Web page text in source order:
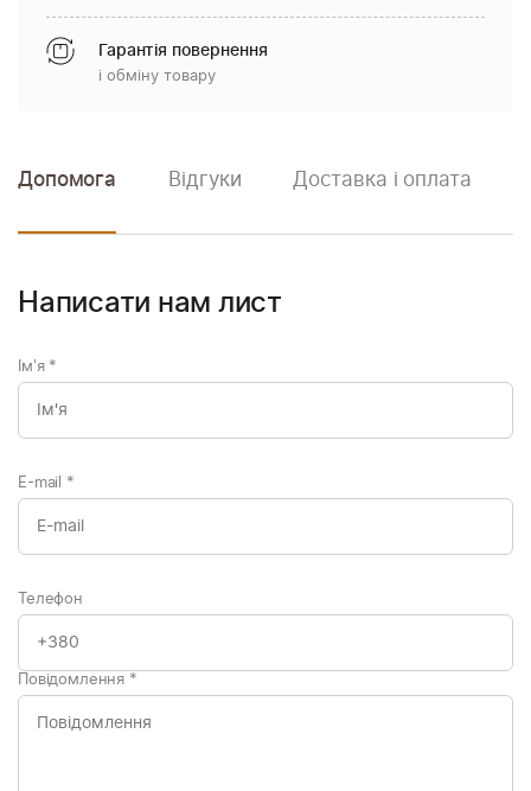
Гарантія повернення
і обміну товару
Допомога Відгуки Доставка і оплата
Написати нам лист
Ім'я *
E-mail *
Телефон
Повідомлення *